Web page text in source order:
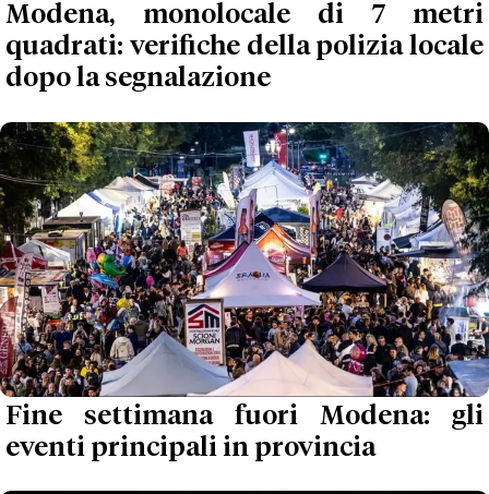
Modena, monolocale di 7 metri
quadrati: verifiche della polizia locale
dopo la segnalazione
Fine settimana fuori Modena: gli
eventi principali in provincia